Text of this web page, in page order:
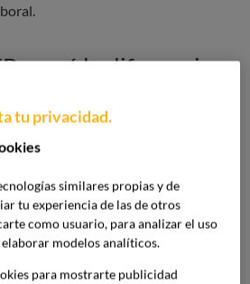
y qué la diferencia
centra en proporcionar
específicosen un área
de lo que es una formación
tu privacidad.
similares propias y de
tu experiencia de las de otros
como usuario, para analizar el uso
modelos analíticos.
para mostrarte publicidad